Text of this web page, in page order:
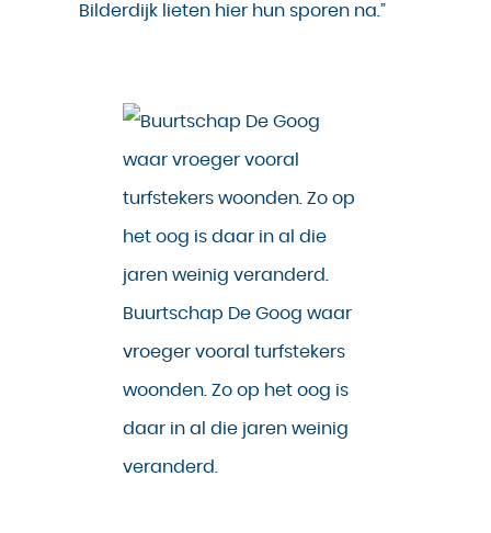
Bilderdijk lieten hier hun sporen na.”
Buurtschap De Goog waar
vroeger vooral turfstekers
woonden. Zo op het oog is
daar in al die jaren weinig
veranderd.